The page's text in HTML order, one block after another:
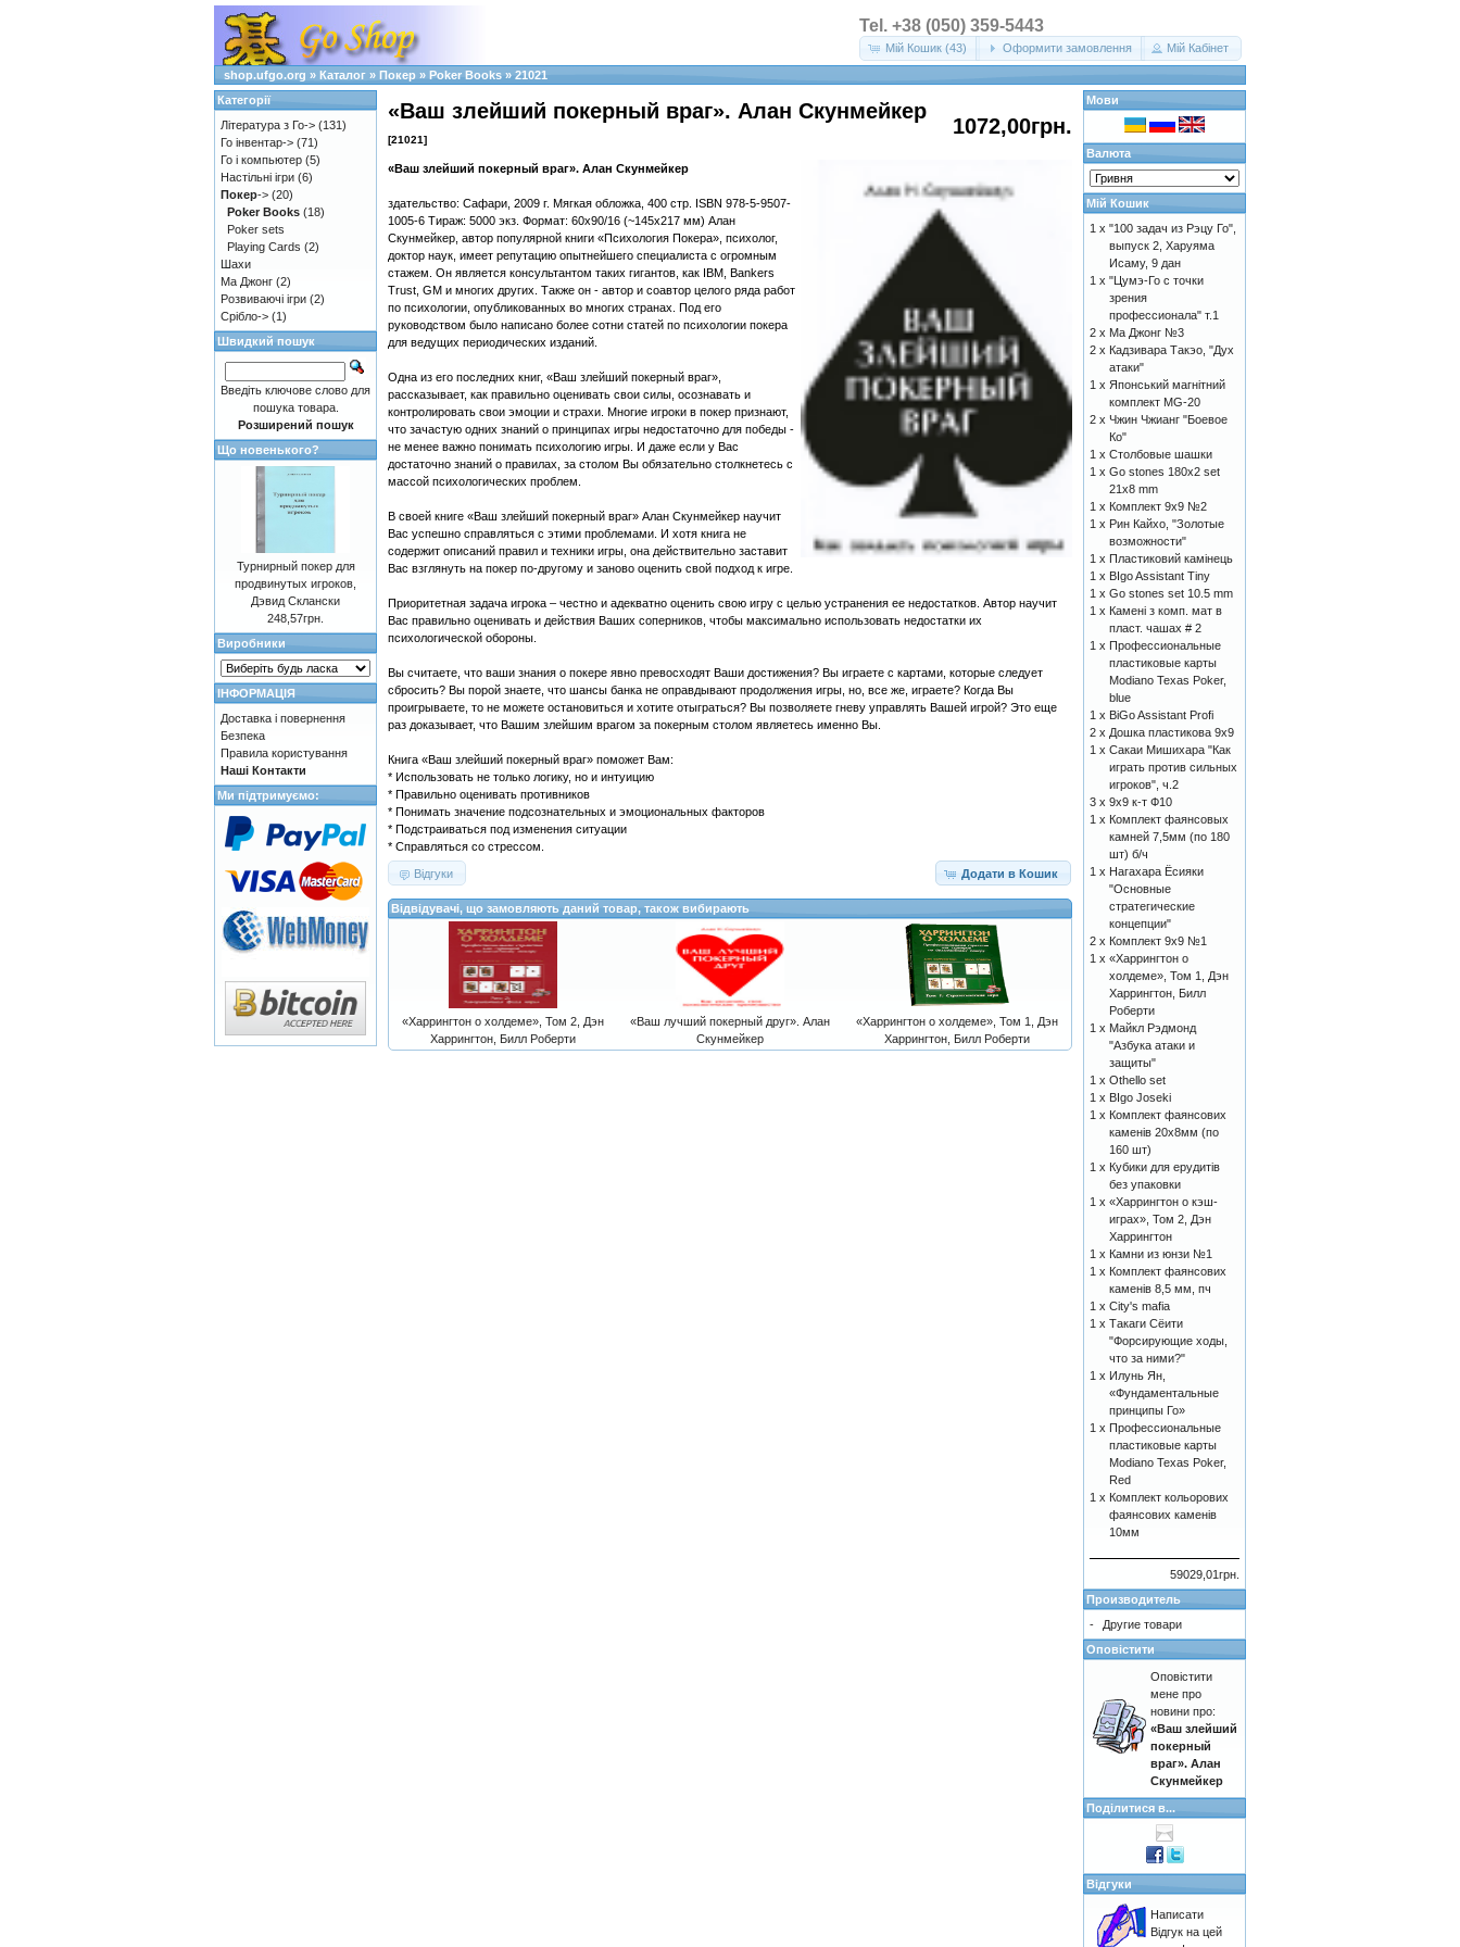
Tel. +38 (050) 359-5443
Мій Кошик (43) Оформити замовлення Мій Кабінет
shop.ufgo.org » Каталог » Покер » Poker Books » 21021
1072,00грн.
«Ваш злейший покерный враг». Алан Скунмейкер
[21021]
«Ваш злейший покерный враг». Алан Скунмейкер
здательство: Сафари, 2009 г. Мягкая обложка, 400 стр. ISBN 978-5-9507-
1005-6 Тираж: 5000 экз. Формат: 60x90/16 (~145х217 мм) Алан
Скунмейкер, автор популярной книги «Психология Покера», психолог,
доктор наук, имеет репутацию опытнейшего специалиста с огромным
стажем. Он является консультантом таких гигантов, как IBM, Bankers
Trust, GM и многих других. Также он - автор и соавтор целого ряда работ
по психологии, опубликованных во многих странах. Под его
руководством было написано более сотни статей по психологии покера
для ведущих периодических изданий.
Одна из его последних книг, «Ваш злейший покерный враг»,
рассказывает, как правильно оценивать свои силы, осознавать и
контролировать свои эмоции и страхи. Многие игроки в покер признают,
что зачастую одних знаний о принципах игры недостаточно для победы -
не менее важно понимать психологию игры. И даже если у Вас
достаточно знаний о правилах, за столом Вы обязательно столкнетесь с
массой психологических проблем.
В своей книге «Ваш злейший покерный враг» Алан Скунмейкер научит
Вас успешно справляться с этими проблемами. И хотя книга не
содержит описаний правил и техники игры, она действительно заставит
Вас взглянуть на покер по-другому и заново оценить свой подход к игре.
Приоритетная задача игрока – честно и адекватно оценить свою игру с целью устранения ее недостатков. Автор научит
Вас правильно оценивать и действия Ваших соперников, чтобы максимально использовать недостатки их
психологической обороны.
Вы считаете, что ваши знания о покере явно превосходят Ваши достижения? Вы играете с картами, которые следует
сбросить? Вы порой знаете, что шансы банка не оправдывают продолжения игры, но, все же, играете? Когда Вы
проигрываете, то не можете остановиться и хотите отыграться? Вы позволяете гневу управлять Вашей игрой? Это еще
раз доказывает, что Вашим злейшим врагом за покерным столом являетесь именно Вы.
Книга «Ваш злейший покерный враг» поможет Вам:
* Использовать не только логику, но и интуицию
* Правильно оценивать противников
* Понимать значение подсознательных и эмоциональных факторов
* Подстраиваться под изменения ситуации
* Справляться со стрессом.
Додати в Кошик
Відгуки
Відвідувачі, що замовляють даний товар, також вибирають
«Харрингтон о холдеме», Том 2, Дэн
Харрингтон, Билл Роберти
«Ваш лучший покерный друг». Алан
Скунмейкер
«Харрингтон о холдеме», Том 1, Дэн
Харрингтон, Билл Роберти
Категорії
Література з Го-> (131)
Го інвентар-> (71)
Го і компьютер (5)
Настільні ігри (6)
Покер-> (20)
Poker Books (18)
Poker sets
Playing Cards (2)
Шахи
Ма Джонг (2)
Розвиваючі ігри (2)
Срібло-> (1)
Швидкий пошук
Введіть ключове слово для
пошука товара.
Розширений пошук
Що новенького?
Турнирный покер для
продвинутых игроков,
Дэвид Склански
248,57грн.
Виробники
ІНФОРМАЦІЯ
Доставка і повернення
Безпека
Правила користування
Наші Контакти
Ми підтримуємо:
Мови
Валюта
Мій Кошик
1 x "100 задач из Рэцу Го",
выпуск 2, Харуяма
Исаму, 9 дан
1 x "Цумэ-Го с точки
зрения
профессионала" т.1
2 x Ма Джонг №3
2 x Кадзивара Такэо, "Дух
атаки"
1 x Японський магнітний
комплект MG-20
2 x Чжин Чжианг "Боевое
Ко"
1 x Столбовые шашки
1 x Go stones 180x2 set
21x8 mm
1 x Комплект 9х9 №2
1 x Рин Кайхо, "Золотые
возможности"
1 x Пластиковий камінець
1 x BIgo Assistant Tiny
1 x Go stones set 10.5 mm
1 x Камені з комп. мат в
пласт. чашах # 2
1 x Профессиональные
пластиковые карты
Modiano Texas Poker,
blue
1 x BiGo Assistant Profi
2 x Дошка пластикова 9x9
1 x Сакаи Мишихара "Как
играть против сильных
игроков", ч.2
3 x 9х9 к-т Ф10
1 x Комплект фаянсовых
камней 7,5мм (по 180
шт) б/ч
1 x Нагахара Ёсияки
"Основные
стратегические
концепции"
2 x Комплект 9х9 №1
1 x «Харрингтон о
холдеме», Том 1, Дэн
Харрингтон, Билл
Роберти
1 x Майкл Рэдмонд
"Азбука атаки и
защиты"
1 x Othello set
1 x BIgo Joseki
1 x Комплект фаянсових
каменів 20х8мм (по
160 шт)
1 x Кубики для ерудитів
без упаковки
1 x «Харрингтон о кэш-
играх», Том 2, Дэн
Харрингтон
1 x Камни из юнзи №1
1 x Комплект фаянсових
каменів 8,5 мм, пч
1 x City's mafia
1 x Такаги Сёити
"Форсирующие ходы,
что за ними?"
1 x Илунь Ян,
«Фундаментальные
принципы Го»
1 x Профессиональные
пластиковые карты
Modiano Texas Poker,
Red
1 x Комплект кольорових
фаянсових каменів
10мм
59029,01грн.
Производитель
-
Другие товари
Оповістити
Оповістити
мене про
новини про:
«Ваш злейший
покерный
враг». Алан
Скунмейкер
Поділитися в...
Відгуки
Написати
Відгук на цей